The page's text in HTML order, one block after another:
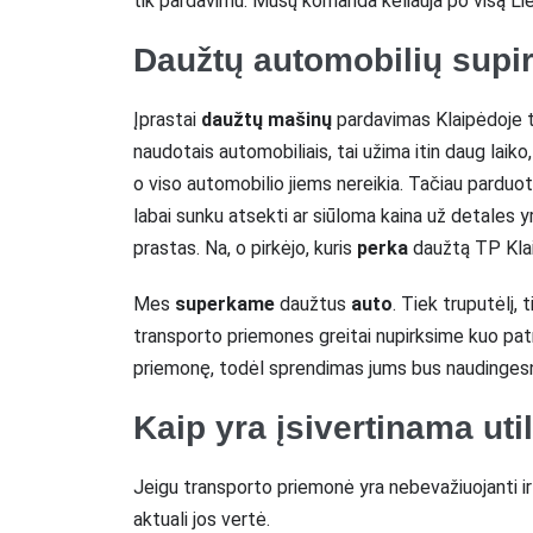
Daužtų automobilių
Įprastai daužtų mašinų pardavimas Klaipėdoje
naudotais automobiliais, tai užima itin daug
o viso automobilio jiems nereikia. Tačiau
labai sunku atsekti ar siūloma kaina už detales
prastas. Na, o pirkėjo, kuris perka daužtą TP
Mes superkame daužtus auto. Tiek truputėlį,
transporto priemones greitai nupirksime kuo
priemonę, todėl sprendimas jums bus
Kaip yra įsivertinama
Jeigu transporto priemonė yra nebevažiuojanti
aktuali jos vertė.